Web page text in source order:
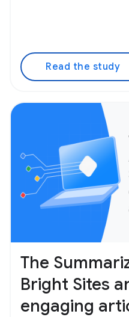
Read the study
The
Bright Sites
engaging